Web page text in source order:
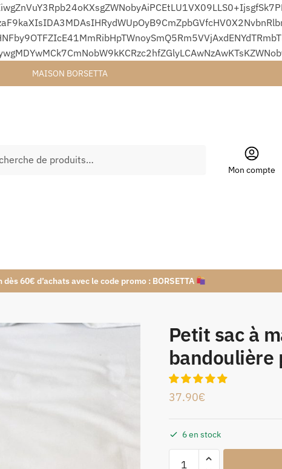
MAISON BORSETTA
Mon compte
60€ d’achats avec le code promo : BORSETTA
Petit sac à
bandoulière
37.90€
6 en stock